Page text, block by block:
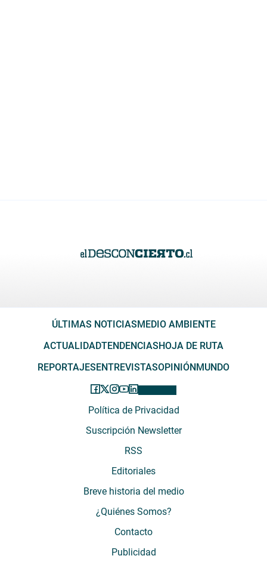
ÚLTIMAS NOTICIAS MEDIO AMBIENTE
ACTUALIDADTENDENCIAS HOJA DE RUTA
REPORTAJES ENTREVISTASOPINIÓN MUNDO
Política de Privacidad
Suscripción Newsletter
RSS
Editoriales
Breve historia del medio
¿Quiénes Somos?
Contacto
Publicidad